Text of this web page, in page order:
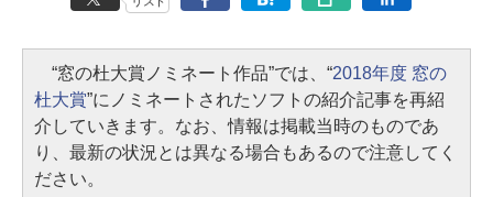
“窓の杜大賞ノミネート作品”では、“2018年度 窓の
杜大賞”にノミネートされたソフトの紹介記事を再紹
介していきます。なお、情報は掲載当時のものであ
り、最新の状況とは異なる場合もあるので注意してく
ださい。